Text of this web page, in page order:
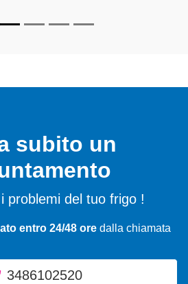
subito un
problemi del tuo frigo !
entro 24/48 ore dalla chiamata
3486102520